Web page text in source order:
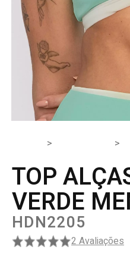
TOP
VERDE
HDN2205
2 Avaliações